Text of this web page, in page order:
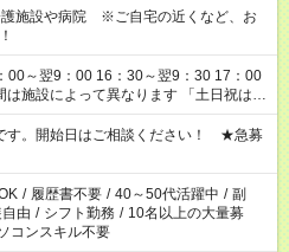
護施設や病院 ※ご自宅の近くなど、お
00～翌9：00 16：30～翌9：30 17：00
によって異なります 「土日祝は休
たい」 「もう少し遅い時間から始めた
仕事をご案内いたします。 ※未経験
は日中での仕事を経験いただき、 お
★家庭の都合でお休みが
相談ください。
す。開始日はご相談ください！ ★急募
/ 履歴書不要 / 40～50代活躍中 / 副
由 / シフト勤務 / 10名以上の大量募
コンスキル不要